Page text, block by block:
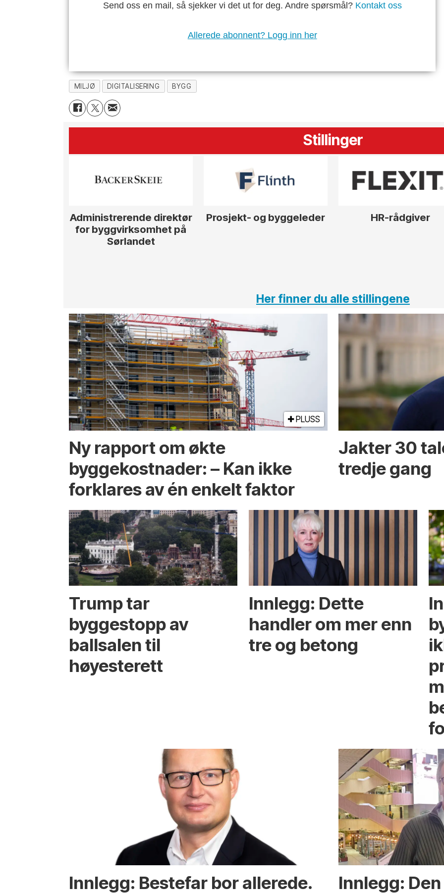
Send oss en mail, så sjekker vi det ut for deg. Andre spørsmål? Kontakt oss
Allerede abonnent? Logg inn her
MILJØ DIGITALISERING BYGG
Stillinger
Administrerende direktør
for byggvirksomhet på
Sørlandet
Prosjekt- og byggeleder HR-rådgiver
Her finner du alle stillingene
PLUSS
Ny rapport om økte
byggekostnader: – Kan ikke
forklares av én enkelt faktor
Jakter 30
tredje gang
Trump tar
byggestopp av
ballsalen til
høyesterett
Innlegg: Dette
handler om mer enn
tre og betong
Innlegg: Bestefar bor allerede.
Innlegg: